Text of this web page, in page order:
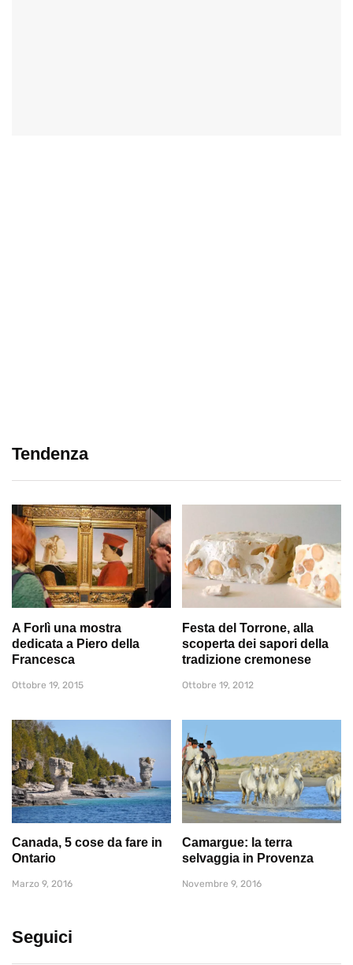
Tendenza
A Forlì una mostra
dedicata a Piero della
Francesca
Ottobre 19, 2015
Festa del Torrone, alla
scoperta dei sapori della
tradizione cremonese
Ottobre 19, 2012
Canada, 5 cose da fare in
Ontario
Marzo 9, 2016
Camargue: la terra
selvaggia in Provenza
Novembre 9, 2016
Seguici